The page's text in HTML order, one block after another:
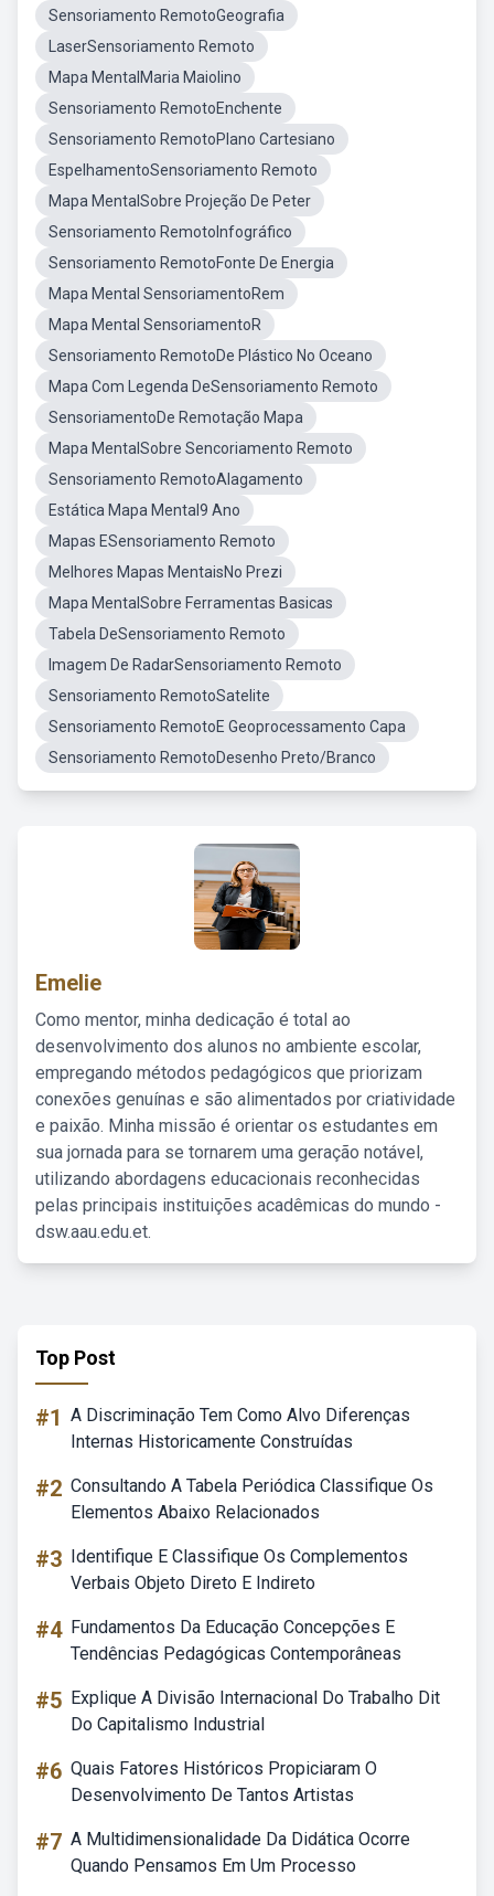
Sensoriamento RemotoGeografia
LaserSensoriamento Remoto
Mapa MentalMaria Maiolino
Sensoriamento RemotoEnchente
Sensoriamento RemotoPlano Cartesiano
EspelhamentoSensoriamento Remoto
Mapa MentalSobre Projeção De Peter
Sensoriamento RemotoInfográfico
Sensoriamento RemotoFonte De Energia
Mapa Mental SensoriamentoRem
Mapa Mental SensoriamentoR
Sensoriamento RemotoDe Plástico No Oceano
Mapa Com Legenda DeSensoriamento Remoto
SensoriamentoDe Remotação Mapa
Mapa MentalSobre Sencoriamento Remoto
Sensoriamento RemotoAlagamento
Estática Mapa Mental9 Ano
Mapas ESensoriamento Remoto
Melhores Mapas MentaisNo Prezi
Mapa MentalSobre Ferramentas Basicas
Tabela DeSensoriamento Remoto
Imagem De RadarSensoriamento Remoto
Sensoriamento RemotoSatelite
Sensoriamento RemotoE Geoprocessamento Capa
Sensoriamento RemotoDesenho Preto/Branco
Emelie
Como mentor, minha dedicação é total ao
desenvolvimento dos alunos no ambiente escolar,
empregando métodos pedagógicos que priorizam
conexões genuínas e são alimentados por criatividade
e paixão. Minha missão é orientar os estudantes em
sua jornada para se tornarem uma geração notável,
utilizando abordagens educacionais reconhecidas
pelas principais instituições acadêmicas do mundo -
dsw.aau.edu.et.
Top Post
#1 A Discriminação Tem Como Alvo Diferenças
Internas Historicamente Construídas
#2 Consultando A Tabela Periódica Classifique Os
Elementos Abaixo Relacionados
#3 Identifique E Classifique Os Complementos
Verbais Objeto Direto E Indireto
#4 Fundamentos Da Educação Concepções E
Tendências Pedagógicas Contemporâneas
#5 Explique A Divisão Internacional Do Trabalho Dit
Do Capitalismo Industrial
#6 Quais Fatores Históricos Propiciaram O
Desenvolvimento De Tantos Artistas
#7 A Multidimensionalidade Da Didática Ocorre
Quando Pensamos Em Um Processo